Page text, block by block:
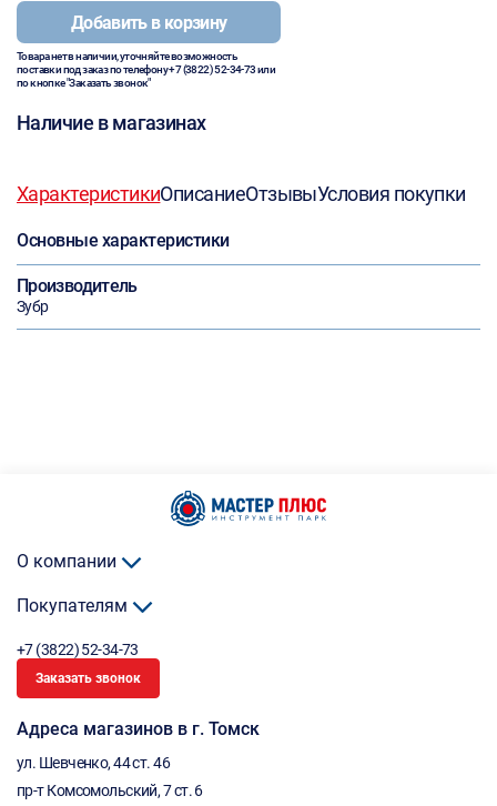
Добавить в корзину
Товара нет в наличии, уточняйте возможность
поставки под заказ по телефону+7 (3822) 52-34-73или
по кнопке "Заказать звонок"
Наличие в магазинах
ХарактеристикиОписаниеОтзывыУсловия покупки
Основные характеристики
Производитель
Зубр
О компании
Покупателям
+7 (3822) 52-34-73
Заказать звонок
Адреса магазинов в г. Томск
ул. Шевченко, 44 ст. 46
пр-т Комсомольский, 7 ст. 6